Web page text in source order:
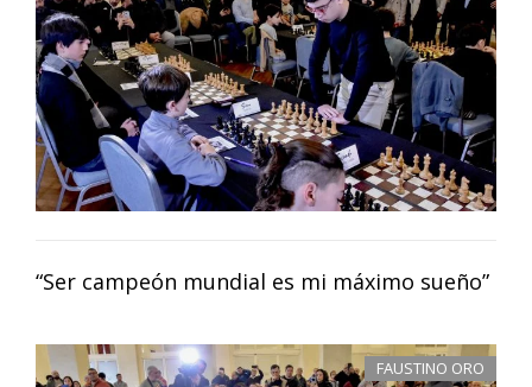
“Ser campeón mundial es mi máximo sueño”
FAUSTINO ORO